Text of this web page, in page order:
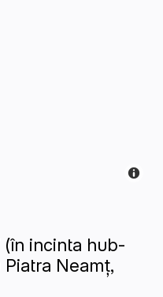
(în incinta hub-
Piatra Neamț,